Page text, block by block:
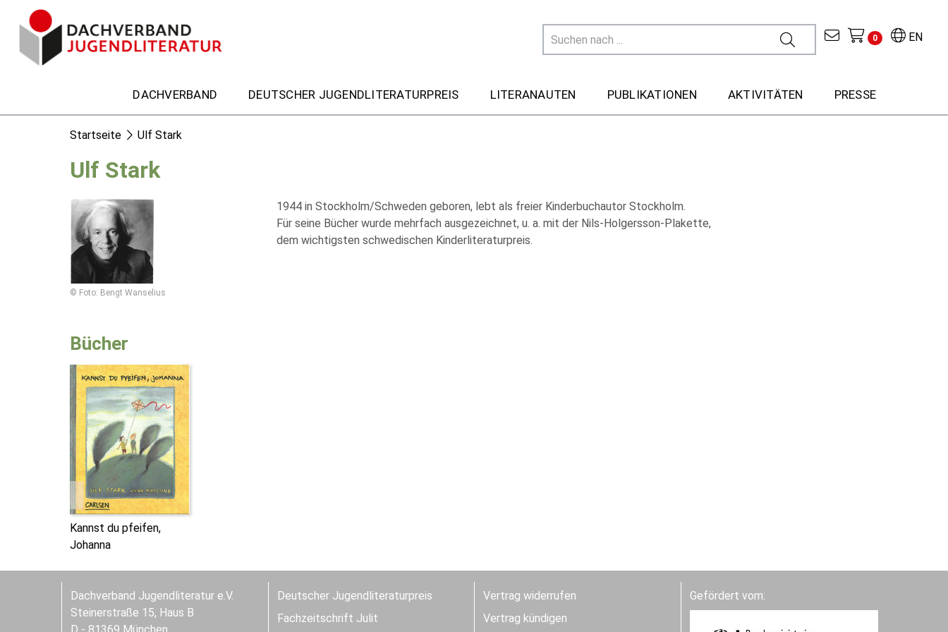
EN
0
DACHVERBAND DEUTSCHER JUGENDLITERATURPREIS LITERANAUTEN PUBLIKATIONEN AKTIVITÄTEN PRESSE
Startseite Ulf Stark
Ulf Stark
© Foto: Bengt Wanselius
1944 in Stockholm/Schweden geboren, lebt als freier Kinderbuchautor Stockholm.
Für seine Bücher wurde mehrfach ausgezeichnet, u. a. mit der Nils-Holgersson-Plakette,
dem wichtigsten schwedischen Kinderliteraturpreis.
Bücher
Kannst du pfeifen,
Johanna
Dachverband Jugendliteratur e.V.
Steinerstraße 15, Haus B
Deutscher Jugendliteraturpreis
Fachzeitschrift Julit
Vertrag widerrufen
Vertrag kündigen
Gefördert vom: